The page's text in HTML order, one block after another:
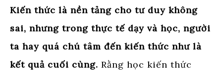
Kiến thức là nền tảng cho tư duy không
sai, nhưng trong thực tế dạy và học, người
ta hay quá chú tâm đến kiến thức như là
kết quả cuối cùng. Rằng học kiến thức